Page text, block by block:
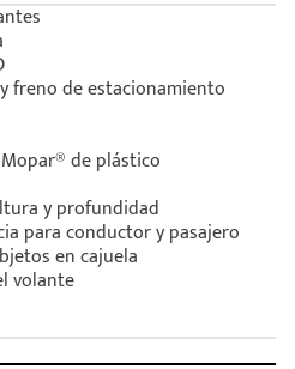
freno de estacionamiento
de plástico
y profundidad
para conductor y pasajero
en cajuela
volante